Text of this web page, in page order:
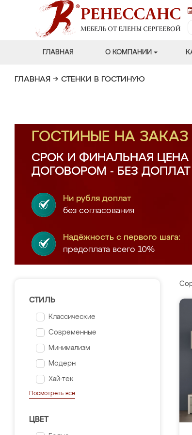
ГЛАВНАЯ О КОМПАНИИ
ГЛАВНАЯ → СТЕНКИ В ГОСТИНУЮ
ГОСТИНЫЕ НА
СРОК И ФИНАЛЬНАЯ ЦЕНА
ДОГОВОРОМ - БЕЗ
Ни рубля доплат
без согласования
Надёжность с первого шага:
предоплата всего 10%
СТИЛЬ
Классические
Современные
Минимализм
Модерн
Хай-тек
Посмотреть все
ЦВЕТ